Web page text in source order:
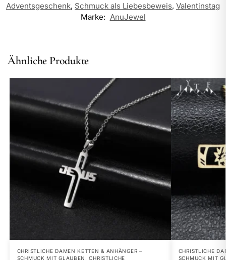
Adventsgeschenk, Schmuck als Liebesbeweis, Valentinstag
Marke: AnuJewel
Ähnliche Produkte
CHRISTLICHE DAMEN KETTEN & ANHÄNGER –
SCHMUCK MIT GLAUBEN ,CHRISTLICHE
CHRISTLICHE
SCHMUCK MIT